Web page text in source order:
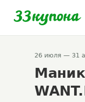
26 июля — 31